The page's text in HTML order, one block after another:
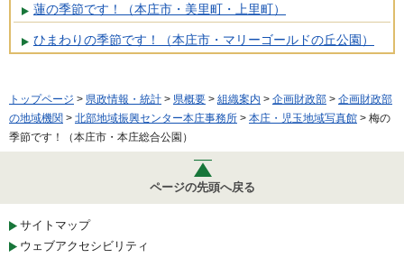
蓮の季節です！（本庄市・美里町・上里町）
ひまわりの季節です！（本庄市・マリーゴールドの丘公園）
トップページ > 県政情報・統計 > 県概要 > 組織案内 > 企画財政部 > 企画財政部
の地域機関 > 北部地域振興センター本庄事務所 > 本庄・児玉地域写真館 > 梅の
季節です！（本庄市・本庄総合公園）
ページの先頭へ戻る
サイトマップ
ウェブアクセシビリティ